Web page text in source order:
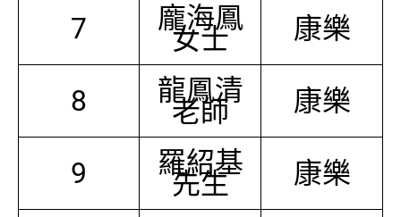
7 龐海鳳
女士 康樂
8 龍鳳清
老師 康樂
9 羅紹基
先生 康樂